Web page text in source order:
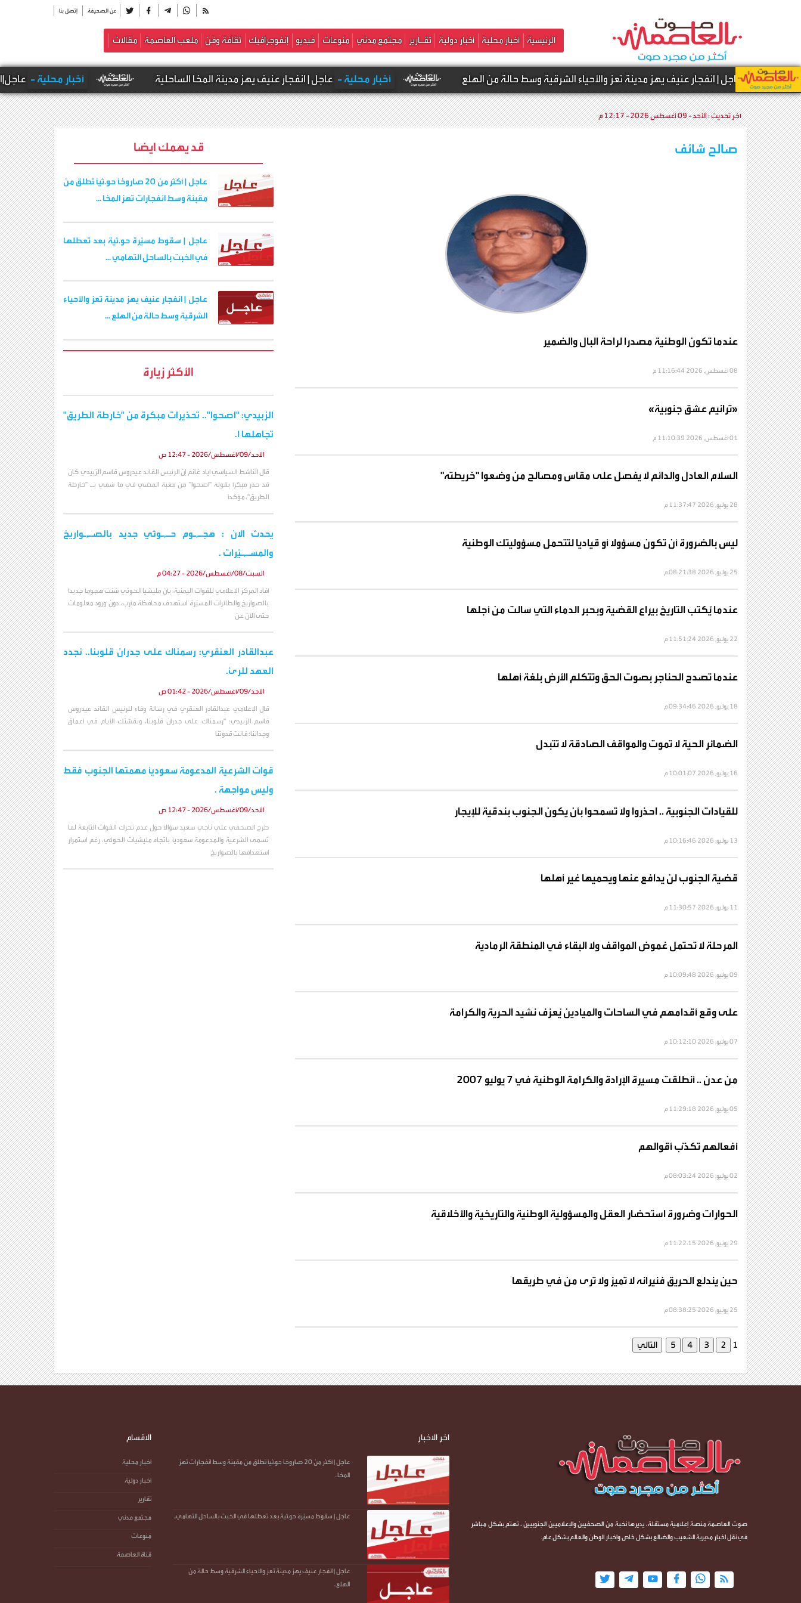
عن الصحيفة إتصل بنا
الرئيسية أخبار محلية أخبار دولية تقـارير مجتمع مدني منوعات فيديو إنفوجرافيك ثقافة وفن ملعب العاصمة مقالات
- عاجل | انفجار عنيف يهز مدينة تعز والأحياء الشرقية وسط حالة من الهلع أخبار محلية - عاجل | انفجار عنيف يهز مدينة المخا الساحلية أخبار محلية - عاجل|الحو.ثيون
آخر تحديث :الأحد - 09 أغسطس 2026 - 12:17 م
صالح شائف
عندما تكون الوطنية مصدرا لراحة البال والضمير
08 أغسطس, 2026 11:16:44 م
«ترانيم عشق جنوبية»
01 أغسطس, 2026 11:10:39 م
السلام العادل والدائم لا يفصل على مقاس ومصالح من وضعوا "خريطته"
28 يوليو, 2026 11:37:47 م
ليس بالضرورة أن تكون مسؤولا أو قياديا لتتحمل مسؤوليتك الوطنية
25 يوليو, 2026 08:21:38 م
عندما يُكتب التاريخ بيراع القضية وبحبر الدماء التي سالت من أجلها
22 يوليو, 2026 11:51:24 م
عندما تصدح الحناجر بصوت الحق وتتكلم الأرض بلغة أهلها
18 يوليو, 2026 09:34:46 م
الضمائر الحية لا تموت والمواقف الصادقة لا تتبدل
16 يوليو, 2026 10:01:07 م
للقيادات الجنوبية .. احذروا ولا تسمحوا بأن يكون الجنوب بندقية للإيجار
13 يوليو, 2026 10:16:46 م
قضية الجنوب لن يدافع عنها ويحميها غير أهلها
11 يوليو, 2026 11:30:57 م
المرحلة لا تحتمل غموض المواقف ولا البقاء في المنطقة الرمادية
09 يوليو, 2026 10:09:48 م
على وقع أقدامهم في الساحات والميادين يُعزف نشيد الحرية والكرامة
07 يوليو, 2026 10:12:10 م
من عدن .. أنطلقت مسيرة الإرادة والكرامة الوطنية في 7 يوليو 2007
05 يوليو, 2026 11:29:18 م
أفعالهم تكذّب أقوالهم
02 يوليو, 2026 08:03:24 م
الحوارات وضرورة استحضار العقل والمسؤولية الوطنية والتاريخية والأخلاقية
29 يونيو, 2026 11:22:15 م
حين يندلع الحريق فنيرانه لا تميز ولا ترى من في طريقها
25 يونيو, 2026 08:38:25 م
1
قد يهمك ايضا
عاجل | أكثر من 20 صاروخًا حو.ثيًا تُطلق من
مقبنة وسط انفجارات تهز المخا ...
عاجل | سقوط مسيّرة حو.ثية بعد تعطلها
في الخبت بالساحل التهامي ...
عاجل | انفجار عنيف يهز مدينة تعز والأحياء
الشرقية وسط حالة من الهلع ...
الأكثر زيارة
الزبيدي: "اصحوا".. تحذيرات مبكرة من "خارطة الطريق"
تجاهلها ا.
الأحد/09/أغسطس/2026 - 12:47 ص
قال الناشط السياسي اياد غانم إن الرئيس القائد عيدروس قاسم الزُبيدي كان
قد حذر مبكراً بقوله "اصحوا" من مغبة المضي في ما سُمي بـ "خارطة
الطريق"، مؤكداً
يحدث الان : هجـ,ـوم حـ,ـوثي جديد بالصـ,ـواريخ
والمسـ,ـيّرات .
السبت/08/أغسطس/2026 - 04:27 م
أفاد المركز الإعلامي للقوات اليمنية، بأن مليشيا الحوثي شنت هجوماً جديداً
بالصواريخ والطائرات المسيّرة استهدف محافظة مأرب، دون ورود معلومات
حتى الآن عن
عبدالقادر العنقري: رسمناك على جدران قلوبنا.. نجدد
العهد للرئ.
الأحد/09/أغسطس/2026 - 01:42 ص
قال الإعلامي عبدالقادر العنقري في رسالة وفاء للرئيس القائد عيدروس
قاسم الزبيدي: "رسمناك على جدران قلوبنا، ونقشتك الأيام في أعماق
وجداننا؛ فأنت قدوتنا
قوات الشرعية المدعومة سعودياً مهمتها الجنوب فقط
وليس مواجهة .
الأحد/09/أغسطس/2026 - 12:47 ص
طرح الصحفي علي ناجي سعيد سؤالاً حول عدم تحرك القوات التابعة لما
تسمى الشرعية والمدعومة سعودياً باتجاه مليشيات الحوثي، رغم استمرار
استهدافها بالصواريخ
صوت العاصمة منصة إعلامية مستقلة، يديرها نخبة من الصحفيين والإعلاميين الجنوبيين ، تهتم بشكل مباشر
في نقل اخبار مديرية الشعيب والضالع بشكل خاص واخبار الوطن والعالم بشكل عام.
اخر الاخبار
عاجل | أكثر من 20 صاروخًا حو.ثيًا تُطلق من مقبنة وسط انفجارات تهز
المخا..
عاجل | سقوط مسيّرة حو.ثية بعد تعطلها في الخبت بالساحل التهامي..
عاجل | انفجار عنيف يهز مدينة تعز والأحياء الشرقية وسط حالة من
الهلع..
الاقسام
أخبار محلية
أخبار دولية
تقارير
مجتمع مدني
منوعات
قناة العاصمة